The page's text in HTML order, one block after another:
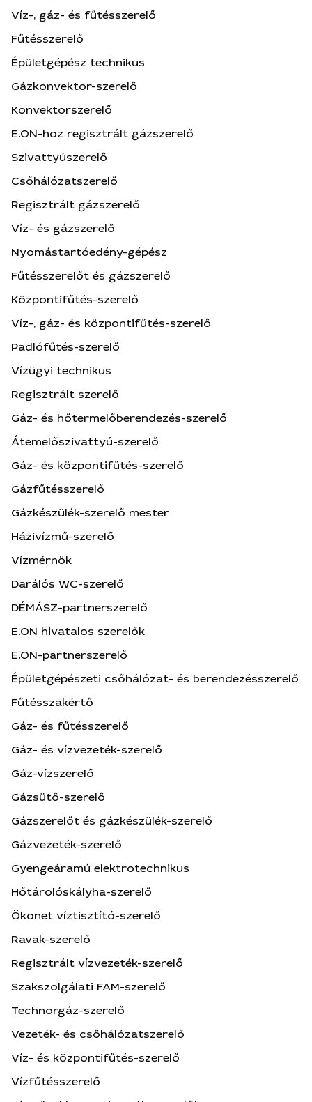
Víz-, gáz- és fűtésszerelő
Fűtésszerelő
Épületgépész technikus
Gázkonvektor-szerelő
Konvektorszerelő
E.ON-hoz regisztrált gázszerelő
Szivattyúszerelő
Csőhálózatszerelő
Regisztrált gázszerelő
Víz- és gázszerelő
Nyomástartóedény-gépész
Fűtésszerelőt és gázszerelő
Központifűtés-szerelő
Víz-, gáz- és központifűtés-szerelő
Padlófűtés-szerelő
Vízügyi technikus
Regisztrált szerelő
Gáz- és hőtermelőberendezés-szerelő
Átemelőszivattyú-szerelő
Gáz- és központifűtés-szerelő
Gázfűtésszerelő
Gázkészülék-szerelő mester
Házivízmű-szerelő
Vízmérnök
Darálós WC-szerelő
DÉMÁSZ-partnerszerelő
E.ON hivatalos szerelők
E.ON-partnerszerelő
Épületgépészeti csőhálózat- és berendezésszerelő
Fűtésszakértő
Gáz- és fűtésszerelő
Gáz- és vízvezeték-szerelő
Gáz-vízszerelő
Gázsütő-szerelő
Gázszerelőt és gázkészülék-szerelő
Gázvezeték-szerelő
Gyengeáramú elektrotechnikus
Hőtárolóskályha-szerelő
Ökonet víztisztító-szerelő
Ravak-szerelő
Regisztrált vízvezeték-szerelő
Szakszolgálati FAM-szerelő
Technorgáz-szerelő
Vezeték- és csőhálózatszerelő
Víz- és központifűtés-szerelő
Vízfűtésszerelő